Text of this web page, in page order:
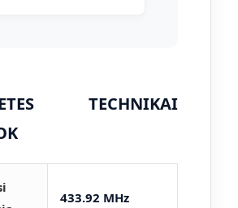
TECHNIKAI
433.92 MHz